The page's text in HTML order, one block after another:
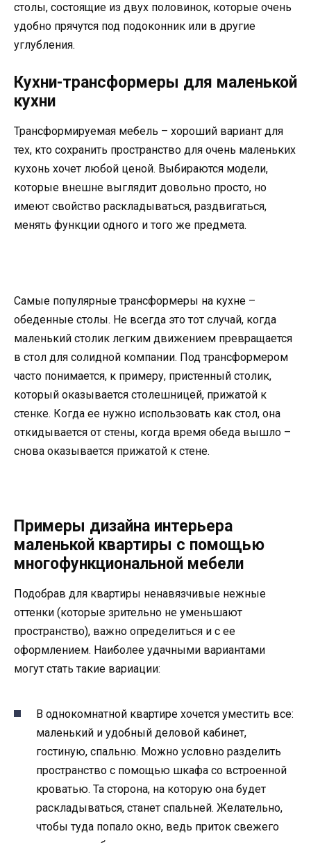
столы, состоящие из двух половинок, которые очень
удобно прячутся под подоконник или в другие
углубления.
Кухни-трансформеры для маленькой
кухни
Трансформируемая мебель – хороший вариант для
тех, кто сохранить пространство для очень маленьких
кухонь хочет любой ценой. Выбираются модели,
которые внешне выглядит довольно просто, но
имеют свойство раскладываться, раздвигаться,
менять функции одного и того же предмета.
Самые популярные трансформеры на кухне –
обеденные столы. Не всегда это тот случай, когда
маленький столик легким движением превращается
в стол для солидной компании. Под трансформером
часто понимается, к примеру, пристенный столик,
который оказывается столешницей, прижатой к
стенке. Когда ее нужно использовать как стол, она
откидывается от стены, когда время обеда вышло –
снова оказывается прижатой к стене.
Примеры дизайна интерьера
маленькой квартиры с помощью
многофункциональной мебели
Подобрав для квартиры ненавязчивые нежные
оттенки (которые зрительно не уменьшают
пространство), важно определиться и с ее
оформлением. Наиболее удачными вариантами
могут стать такие вариации:
В однокомнатной квартире хочется уместить все:
маленький и удобный деловой кабинет,
гостиную, спальню. Можно условно разделить
пространство с помощью шкафа со встроенной
кроватью. Та сторона, на которую она будет
раскладываться, станет спальней. Желательно,
чтобы туда попало окно, ведь приток свежего